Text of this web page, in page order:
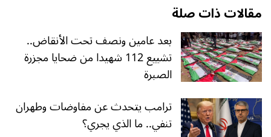
مقالات ذات صلة
بعد عامين ونصف تحت الأنقاض..
تشييع 112 شهيدا من ضحايا مجزرة
الصبرة
ترامب يتحدث عن مفاوضات وطهران
تنفي.. ما الذي يجري؟